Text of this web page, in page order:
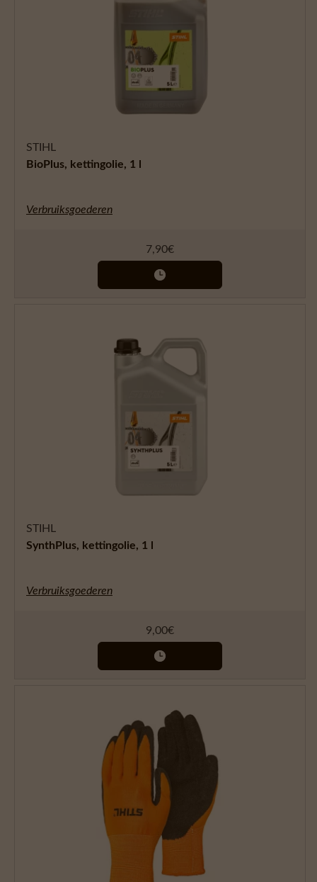
STIHL
BioPlus, kettingolie, 1 l
Verbruiksgoederen
7,90€
STIHL
SynthPlus, kettingolie, 1 l
Verbruiksgoederen
9,00€